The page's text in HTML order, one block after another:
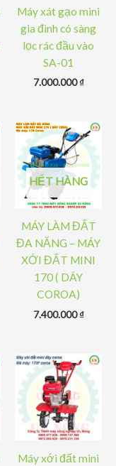
Máy xát gạo mini
gia đình có sàng
lọc rác đầu vào
SA-01
7.000.000₫
HẾT HÀNG
MÁY LÀM ĐẤT
ĐA NĂNG – MÁY
XỚI ĐẤT MINI
170 ( DÂY
COROA)
7.400.000₫
Máy xới đất mini